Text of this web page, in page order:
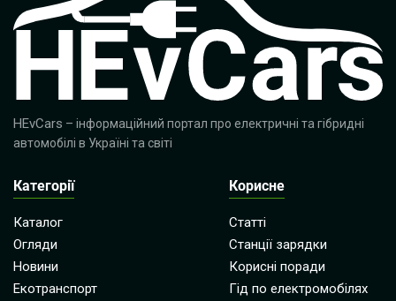
HEvCars – інформаційний портал про електричні та гібридні
автомобілі в Україні та світі
Категорії
Каталог
Огляди
Новини
Екотранспорт
Корисне
Статті
Станції зарядки
Корисні поради
Гід по електромобілях